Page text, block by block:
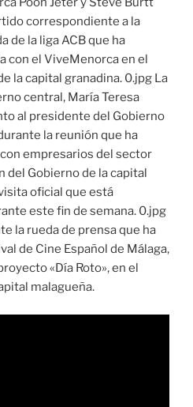
correspondiente a la
de la liga ACB que ha
con el ViveMenorca en el
la capital granadina. 0.jpg La
central, María Teresa
al presidente del Gobierno
la reunión que ha
empresarios del sector
del Gobierno de la capital
oficial que está
este fin de semana. 0.jpg
la rueda de prensa que ha
de Cine Español de Málaga,
«Día Roto», en el
malagueña.